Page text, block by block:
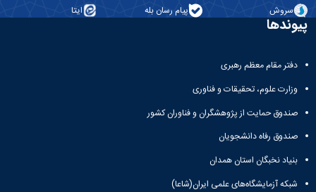
آئین
نامه ها
و
آئین
نامه
های
پژوهشی
فرم
های
پژوهشی
سروش پیام رسان بله ایتا
پیوندها
دفتر مقام معظم رهبری
وزارت علوم، تحقیقات و فناوری
صندوق حمایت از پژوهشگران و فناوران کشور
صندوق رفاه دانشجویان
بنیاد نخبگان استان همدان
شبکه آزمایشگاه‌های علمی ایران(شاعا)